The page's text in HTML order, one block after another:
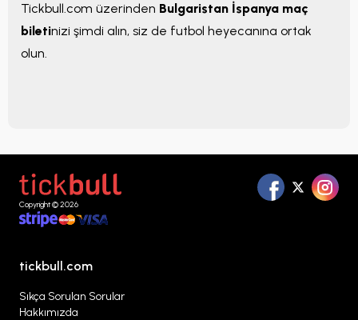
Tickbull.com üzerinden Bulgaristan İspanya maç
biletinizi şimdi alın, siz de futbol heyecanına ortak
olun.
Copyright © 2026
tickbull.com
Sıkça Sorulan Sorular
Hakkımızda